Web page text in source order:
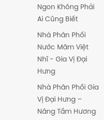
Ngon Không Phải
Ai Cũng Biết
Nhà Phân Phối
Nước Măm Việt
Nhĩ - Gia Vị Đại
Hưng
Nhà Phân Phối Gia
Vị Đại Hưng –
Nâng Tầm Hương